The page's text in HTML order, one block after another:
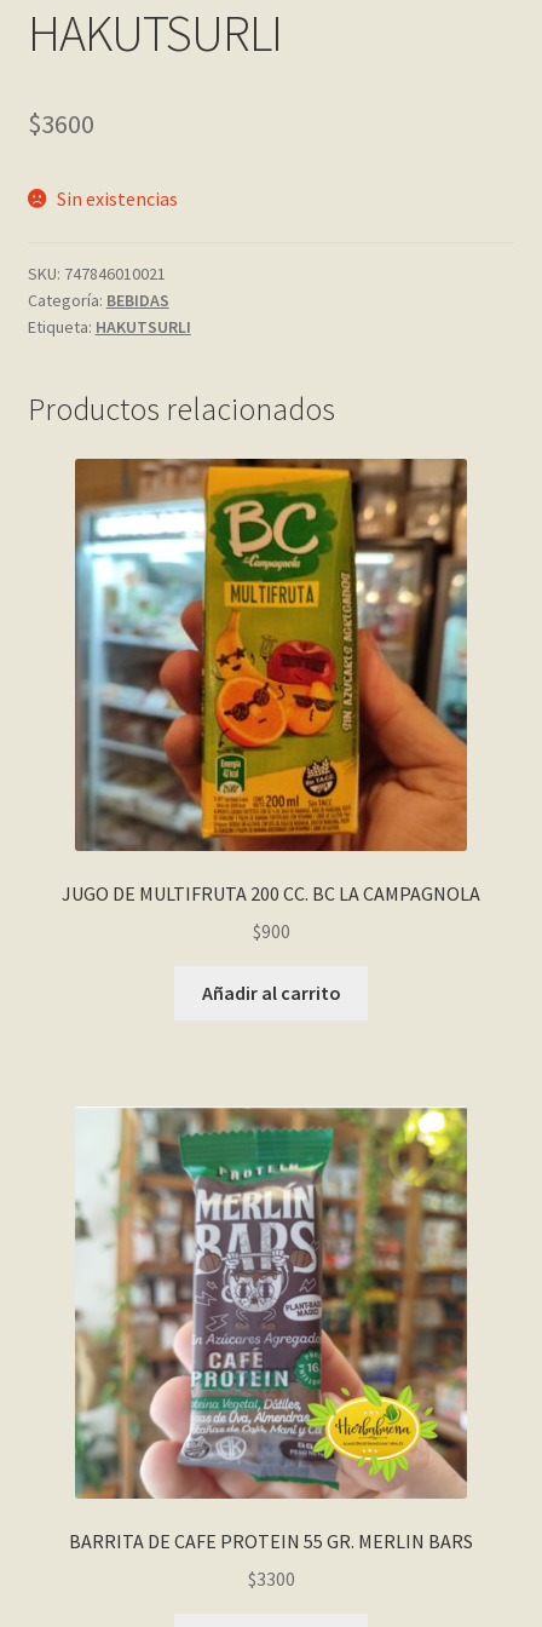
My account
Página de ejemplo
Shop
Wishlist
HAKUTSURLI
$3600
Sin existencias
SKU: 747846010021
Categoría: BEBIDAS
Etiqueta: HAKUTSURLI
Productos relacionados
JUGO DE MULTIFRUTA 200 CC. BC LA CAMPAGNOLA
$900
Añadir al carrito
BARRITA DE CAFE PROTEIN 55 GR. MERLIN BARS
$3300